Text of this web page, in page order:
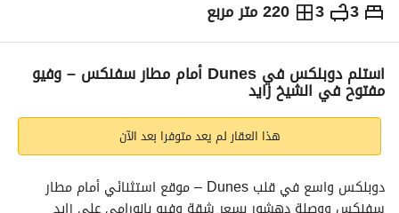
3
3 220 متر مربع ج.م8,580,000
الاماكن القريبة استلم دوبلكس في Dunes أمام مطار سفنكس – وفيو
مفتوح في الشيخ زايد
هذا العقار لم يعد متوفرا بعد الآن